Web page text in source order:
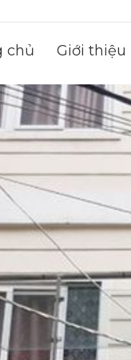
chủ Giới thiệu